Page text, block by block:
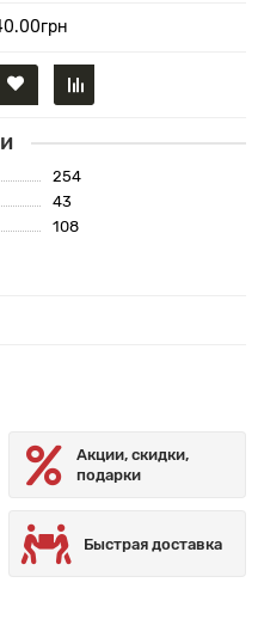
254
43
108
Акции, скидки,
подарки
Быстрая доставка